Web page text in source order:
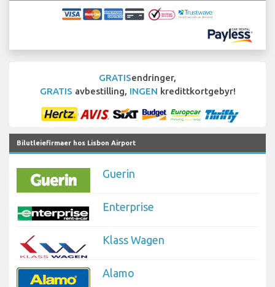
GRATISendringer,
GRATIS avbestilling, INGEN kredittkortgebyr!
Bilutleiefirmaer hos Lisbon Airport
Guerin
Enterprise
Klass Wagen
Alamo